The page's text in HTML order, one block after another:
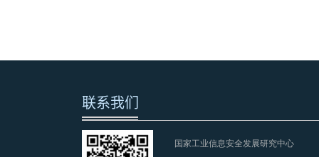
联系我们
国家工业信息安全发展研究中心